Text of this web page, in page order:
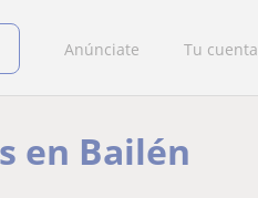
Anúnciate Tu cuenta
en Bailén